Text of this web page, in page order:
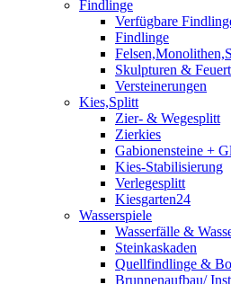
Findlinge
Verfügbare
Findlinge
Skulpturen &
Versteinerungen
Kies,Splitt
Zier- & Wegesplitt
Zierkies
Gabionensteine +
Kies-Stabilisierung
Verlegesplitt
Kiesgarten24
Wasserspiele
Wasserfälle &
Steinkaskaden
Quellfindlinge &
Brunnenaufbau/